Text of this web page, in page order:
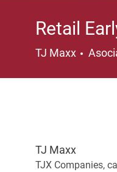
Retail
TJ Maxx
TJ Maxx
TJX Companies,